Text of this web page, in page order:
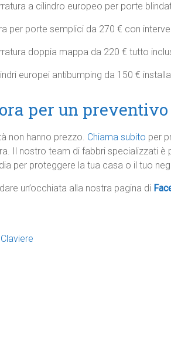
a cilindro europeo per porte
per porte semplici da 270 € con
doppia mappa da 220 € tutto
europei antibumping da 150 €
per un
non hanno prezzo. Chiama subito per
Il nostro team di fabbri specializzati
per proteggere la tua casa o il tuo
un’occhiata alla nostra pagina di